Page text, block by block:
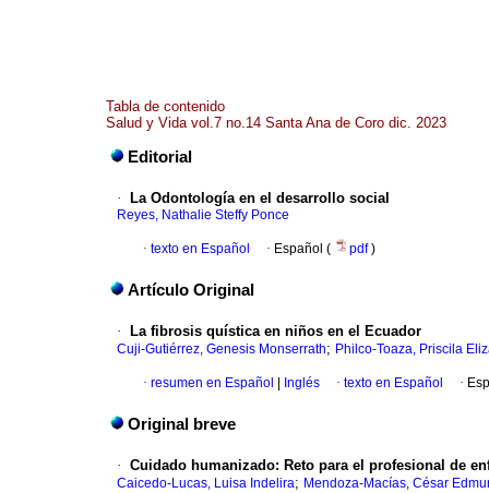
Tabla de contenido
Salud y Vida vol.7 no.14 Santa Ana de Coro dic. 2023
Editorial
· La Odontología en el desarrollo social
Reyes, Nathalie Steffy Ponce
· texto en Español · Español ( pdf)
Artículo Original
· La fibrosis quística en niños en el Ecuador
Cuji-Gutiérrez, Genesis Monserrath; Philco-Toaza, Priscila
· resumen en Español Inglés · texto en Español ·
Original breve
· Cuidado humanizado: Reto para el profesional de
Caicedo-Lucas, Luisa Indelira; Mendoza-Macías, César